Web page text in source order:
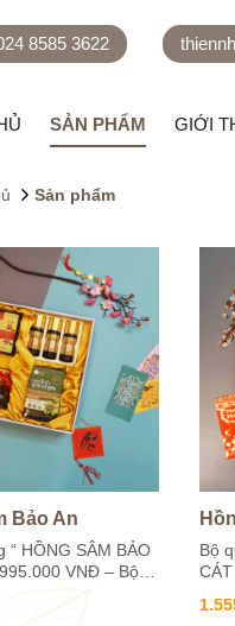
8585 3622
SẢN PHẨM GIỚI
Sản phẩm
Bảo An
“ HỒNG SÂM BẢO
VNĐ – Bộ
sóc sức khỏe
sở cầu cuộc
Bộ
Bộ
độc